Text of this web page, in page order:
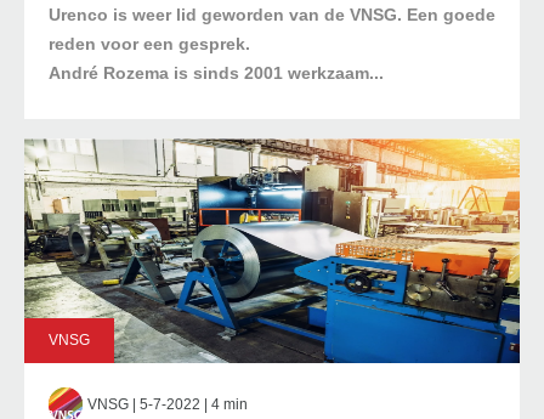
Urenco is weer lid geworden van de VNSG. Een goede
reden voor een gesprek.
André Rozema is sinds 2001 werkzaam...
VNSG
VNSG | 5-7-2022 | 4 min